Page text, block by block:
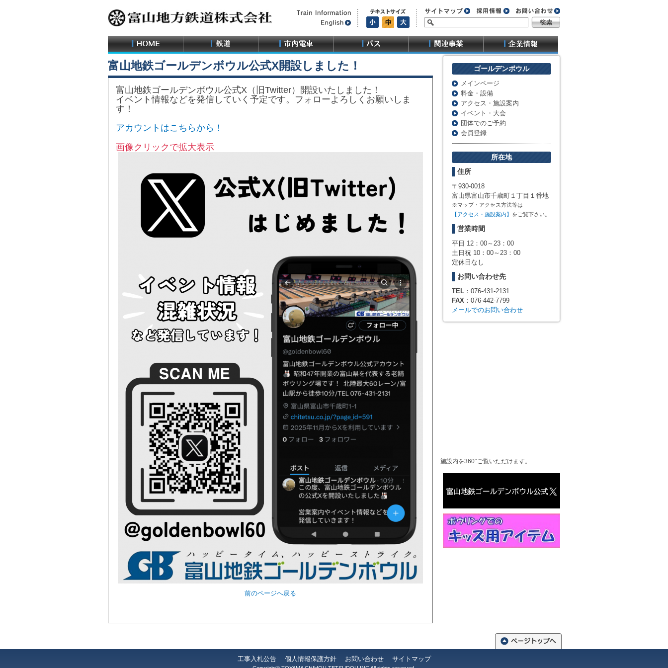
ゴールデンボウル
メインページ
料金・設備
アクセス・施設案内
イベント・大会
団体でのご予約
会員登録
所在地
住所
〒930-0018
富山県富山市千歳町１丁目１番地
※マップ・アクセス方法等は
【アクセス・施設案内】 をご覧下さい。
営業時間
平日 12：00～23：00
土日祝 10：00～23：00
定休日なし
お問い合わせ先
TEL ：076-431-2131
FAX ：076-442-7799
メールでのお問い合わせ
施設内を360°ご覧いただけます。
富山地鉄ゴールデンボウル公式X開設しました！
富山地鉄ゴールデンボウル公式X（旧Twitter）開設いたしました！
イベント情報などを発信していく予定です。フォローよろしくお願いしま
す！
アカウントはこちらから！
画像クリックで拡大表示
前のページへ戻る
工事入札公告 個人情報保護方針 お問い合わせ サイトマップ